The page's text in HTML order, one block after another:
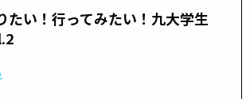
たい！行ってみたい！九大学生